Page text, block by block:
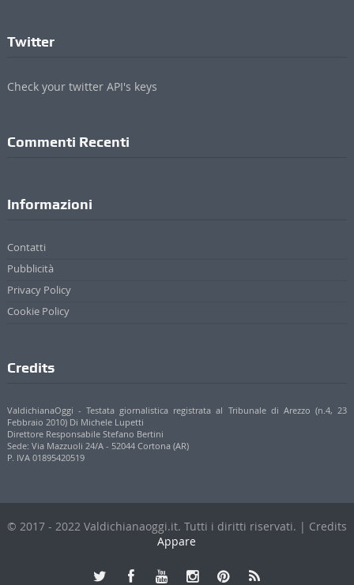
Twitter
Check your twitter API's keys
Commenti Recenti
Informazioni
Contatti
Pubblicità
Privacy Policy
Cookie Policy
Credits
ValdichianaOggi - Testata giornalistica registrata al Tribunale di Arezzo (n.4, 23
Febbraio 2010) Di Michele Lupetti
Direttore Responsabile Stefano Bertini
Sede: Via Mazzuoli 24/A - 52044 Cortona (AR)
P. IVA 01895420519
© 2017 - 2022 Valdichianaoggi.it. Tutti i diritti riservati. | Credits
Appare